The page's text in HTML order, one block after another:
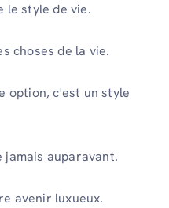
le style de vie.
choses de la vie.
option, c'est un style
jamais auparavant.
avenir luxueux.